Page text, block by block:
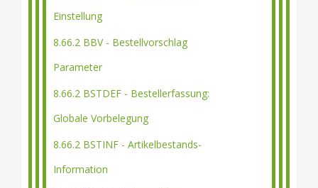
Einstellung
8.66.2 BBV - Bestellvorschlag
Parameter
8.66.2 BSTDEF - Bestellerfassung:
Globale Vorbelegung
8.66.2 BSTINF - Artikelbestands-
Information